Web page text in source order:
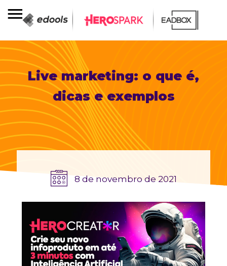
Live marketing: o que é,
dicas e exemplos
8 de novembro de 2021